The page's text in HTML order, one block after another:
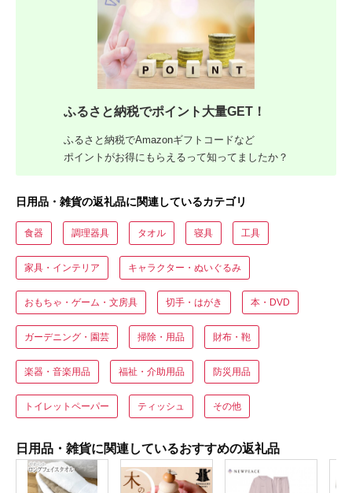
ふるさと納税でポイント大量GET！
ふるさと納税でAmazonギフトコードなど
ポイントがお得にもらえるって知ってましたか？
日用品・雑貨の返礼品に関連しているカテゴリ
食器 調理器具 タオル 寝具 工具
家具・インテリア キャラクター・ぬいぐるみ
おもちゃ・ゲーム・文房具 切手・はがき 本・DVD
ガーデニング・園芸 掃除・用品 財布・鞄
楽器・音楽用品 福祉・介助用品 防災用品
トイレットペーパー ティッシュ その他
日用品・雑貨に関連しているおすすめの返礼品